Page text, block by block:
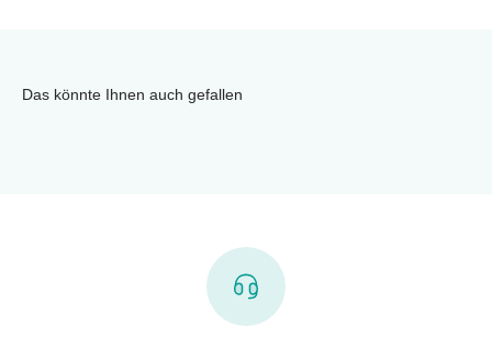
Das könnte Ihnen auch gefallen